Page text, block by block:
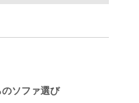
ソファ選び